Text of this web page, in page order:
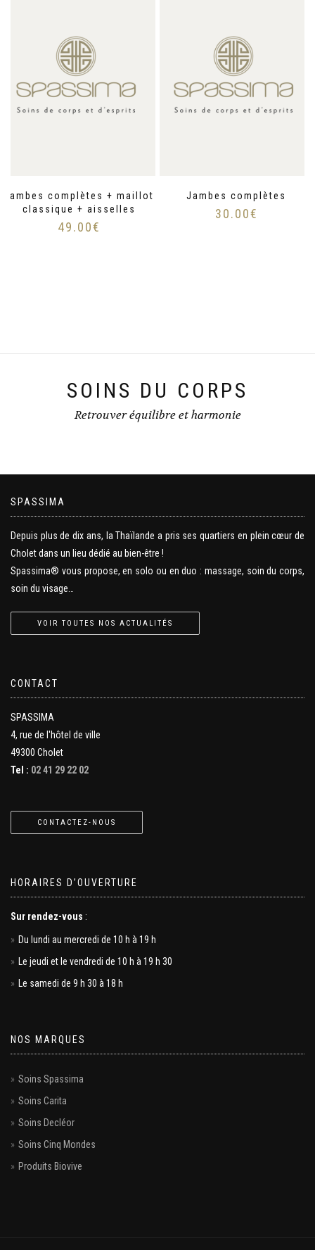
Jambes complètes + maillot
classique + aisselles
49.00€
Jambes complètes
30.00€
SOINS DU CORPS
Retrouver équilibre et harmonie
SPASSIMA
Depuis plus de dix ans, la Thaïlande a pris ses quartiers en plein cœur de
Cholet dans un lieu dédié au bien-être !
Spassima® vous propose, en solo ou en duo : massage, soin du corps,
soin du visage…
VOIR TOUTES NOS ACTUALITÉS
CONTACT
SPASSIMA
4, rue de l'hôtel de ville
49300 Cholet
Tel : 02 41 29 22 02
CONTACTEZ-NOUS
HORAIRES D’OUVERTURE
Sur rendez-vous :
Du lundi au mercredi de 10 h à 19 h
Le jeudi et le vendredi de 10 h à 19 h 30
Le samedi de 9 h 30 à 18 h
NOS MARQUES
Soins Spassima
Soins Carita
Soins Decléor
Soins Cinq Mondes
Produits Biovive